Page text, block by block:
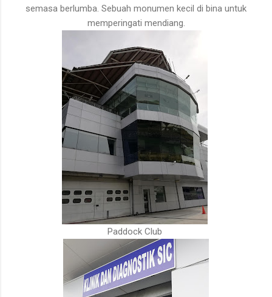
semasa berlumba. Sebuah monumen kecil di bina untuk
memperingati mendiang.
Paddock Club